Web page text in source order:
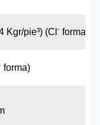
Kgr/pie³) (Cl - forma)
forma)